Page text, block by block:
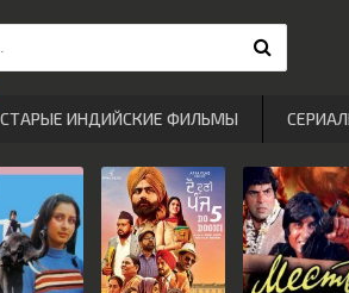
СТАРЫЕ ИНДИЙСКИЕ ФИЛЬМЫ